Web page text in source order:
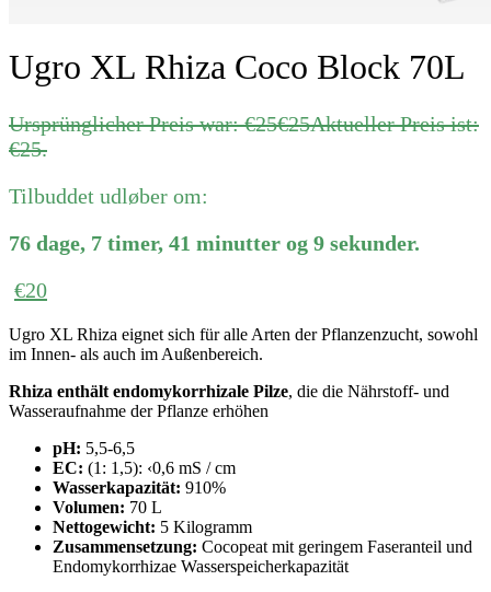
Ugro XL Rhiza Coco Block 70L
Ursprünglicher Preis war: €25€25Aktueller Preis ist:
€25.
Tilbuddet udløber om:
76 dage, 7 timer, 41 minutter og 9 sekunder.
€20
Ugro XL Rhiza eignet sich für alle Arten der Pflanzenzucht, sowohl
im Innen- als auch im Außenbereich.
Rhiza enthält endomykorrhizale Pilze, die die Nährstoff- und
Wasseraufnahme der Pflanze erhöhen
pH: 5,5-6,5
EC: (1: 1,5): ‹0,6 mS / cm
Wasserkapazität: 910%
Volumen: 70 L
Nettogewicht: 5 Kilogramm
Zusammensetzung: Cocopeat mit geringem Faseranteil und
Endomykorrhizae Wasserspeicherkapazität